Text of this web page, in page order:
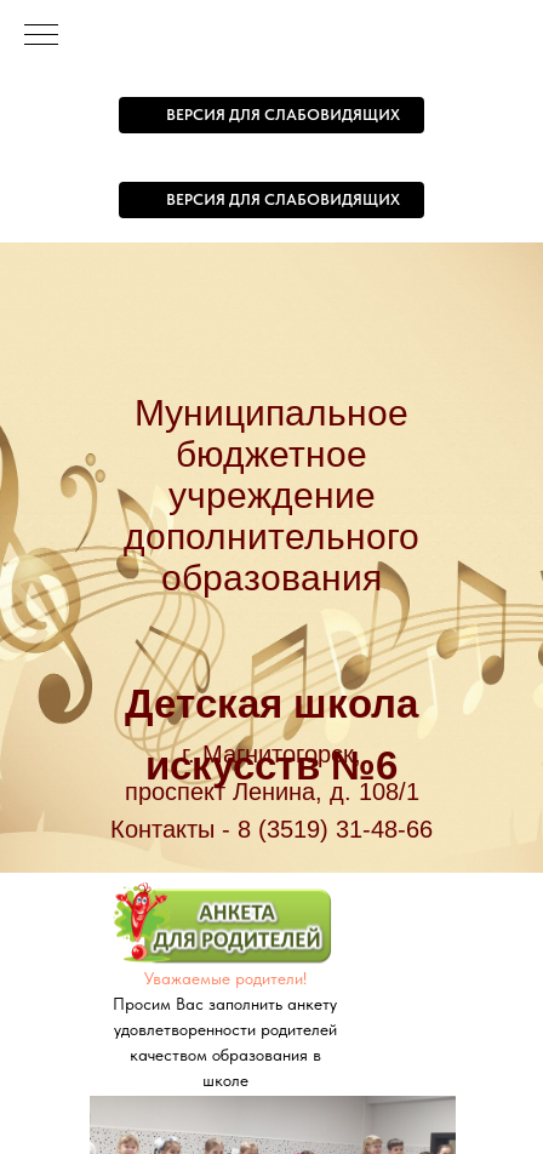
ВЕРСИЯ ДЛЯ СЛАБОВИДЯЩИХ
ВЕРСИЯ ДЛЯ СЛАБОВИДЯЩИХ
Муниципальное
бюджетное
учреждение
дополнительного
образования
Детская школа
искусств №6
г. Магнитогорск,
проспект Ленина, д. 108/1
Контакты - 8 (3519) 31-48-66
Уважаемые родители!
Просим Вас заполнить анкету
удовлетворенности родителей
качеством образования в
школе